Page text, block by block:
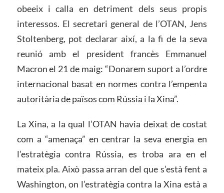
obeeix i calla en detriment dels seus propis
interessos. El secretari general de l’OTAN, Jens
Stoltenberg, pot declarar així, a la fi de la seva
reunió amb el president francès Emmanuel
Macron el 21 de maig: “Donarem suport a l’ordre
internacional basat en normes contra l’empenta
autoritària de països com Rússia i la Xina”.
La Xina, a la qual l’OTAN havia deixat de costat
com a “amenaça” en centrar la seva energia en
l’estratègia contra Rússia, es troba ara en el
mateix pla. Això passa arran del que s’està fent a
Washington, on l’estratègia contra la Xina està a